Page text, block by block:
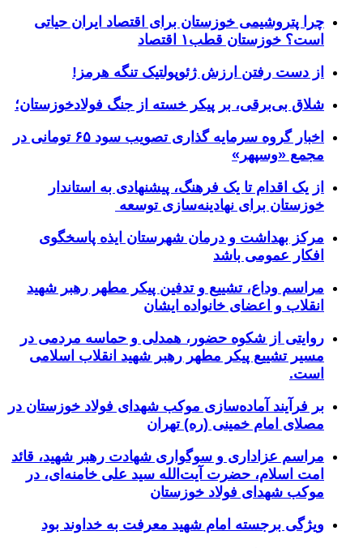
چرا پتروشیمی خوزستان برای اقتصاد ایران حیاتی
است؟ خوزستان قطب۱ اقتصاد
از دست رفتن ارزش ژئوپولتیک تنگه هرمز!
شلاق‌ بی‌برقی، بر پیکر خسته‌ از جنگ فولادخوزستان؛
اخبار گروه سرمایه گذاری تصویب سود ۶۵ تومانی در
مجمع «وسپهر»
از یک اقدام تا یک فرهنگ، پیشنهادی به استاندار
خوزستان برای نهادینه‌سازی توسعه
مرکز بهداشت و درمان شهرستان ایذه پاسخگوی
افکار عمومی باشد
مراسم وداع، تشییع و تدفین پیکر مطهر رهبر شهید
انقلاب و اعضای خانواده ایشان
روایتی از شکوه حضور، همدلی و حماسه مردمی در
مسیر تشییع پیکر مطهر رهبر شهید انقلاب اسلامی
است.
بر فرآیند آماده‌سازی موکب شهدای فولاد خوزستان در
مصلای امام خمینی (ره) تهران
مراسم عزاداری و سوگواری شهادت رهبر شهید، قائد
امت اسلام، حضرت آیت‌الله سید علی خامنه‌ای، در
موکب شهدای فولاد خوزستان
ویژگی برجسته امام شهید معرفت به خداوند بود